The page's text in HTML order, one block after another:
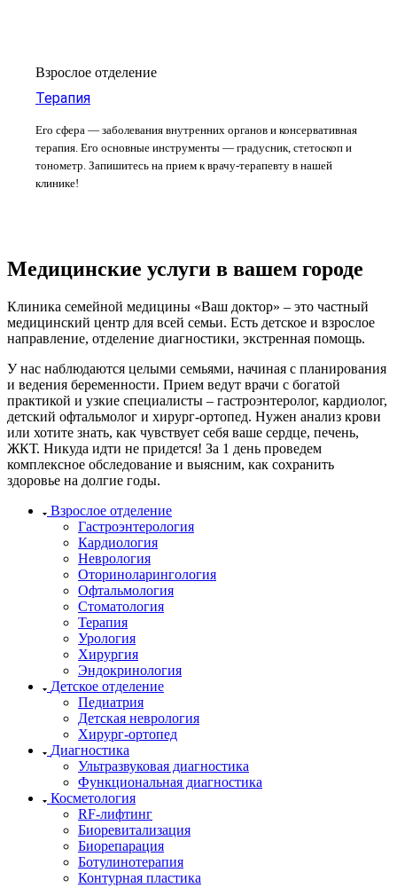
Взрослое отделение
Терапия
Его сфера — заболевания внутренних органов и консервативная
терапия. Его основные инструменты — градусник, стетоскоп и
тонометр. Запишитесь на прием к врачу-терапевту в нашей
клинике!
Медицинские услуги в вашем городе
Клиника семейной медицины «Ваш доктор» – это частный
медицинский центр для всей семьи. Есть детское и взрослое
направление, отделение диагностики, экстренная помощь.
У нас наблюдаются целыми семьями, начиная с планирования
и ведения беременности. Прием ведут врачи с богатой
практикой и узкие специалисты – гастроэнтеролог, кардиолог,
детский офтальмолог и хирург-ортопед. Нужен анализ крови
или хотите знать, как чувствует себя ваше сердце, печень,
ЖКТ. Никуда идти не придется! За 1 день проведем
комплексное обследование и выясним, как сохранить
здоровье на долгие годы.
Взрослое отделение
Гастроэнтерология
Кардиология
Неврология
Оториноларингология
Офтальмология
Стоматология
Терапия
Урология
Хирургия
Эндокринология
Детское отделение
Педиатрия
Детская неврология
Хирург-ортопед
Диагностика
Ультразвуковая диагностика
Функциональная диагностика
Косметология
RF-лифтинг
Биоревитализация
Биорепарация
Ботулинотерапия
Контурная пластика